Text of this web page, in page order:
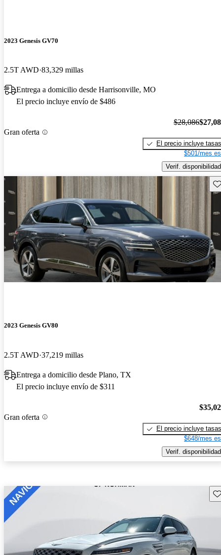
2023 Genesis GV70
2.5T AWD 83,329 millas
Entrega a domicilio desde Harrisonville, MO
El precio incluye envío de $486
Gran oferta
$28,086
El precio incluye tasas
$501/mes
Verif. disponibilidad
2023 Genesis GV80
2.5T AWD 37,219 millas
Entrega a domicilio desde Plano, TX
El precio incluye envío de $311
Gran oferta
El precio incluye tasas
$648/mes
Verif. disponibilidad